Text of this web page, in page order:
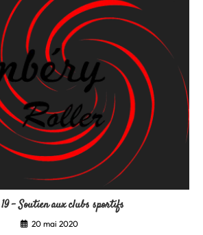
– Soutien aux clubs sportifs
20 mai 2020